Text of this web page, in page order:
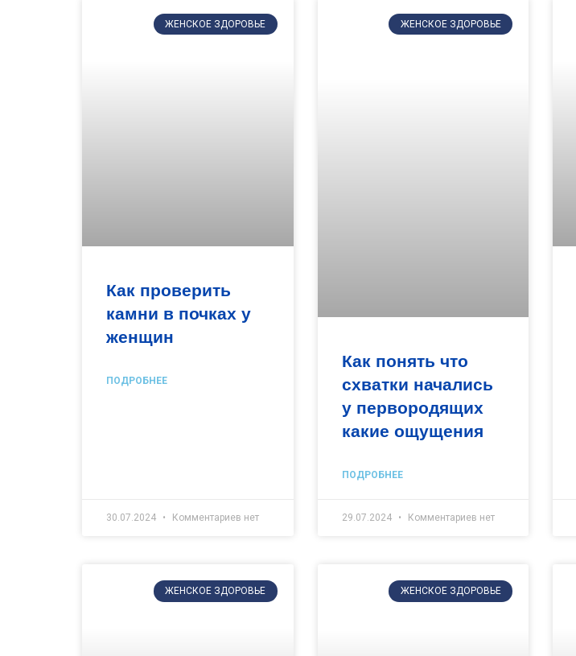
ЖЕНСКОЕ ЗДОРОВЬЕ
Как проверить
камни в почках у
женщин
ПОДРОБНЕЕ
30.07.2024 Комментариев нет
ЖЕНСКОЕ ЗДОРОВЬЕ
Как понять что
схватки начались
у первородящих
какие ощущения
ПОДРОБНЕЕ
29.07.2024 Комментариев нет
ЖЕНСКОЕ ЗДОРОВЬЕ ЖЕНСКОЕ ЗДОРОВЬЕ